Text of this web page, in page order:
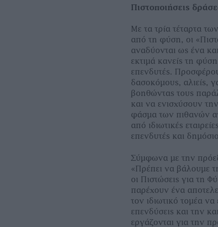
Πιστοποιήσεις
Με τα τρία τέταρτα
από τη φύση, οι
αναδύονται ως ένα
εκτιµά κανείς τη
επενδυτές.
δασοκόµους, αλιείς,
βοηθώντας τους
και να ενισχύσουν
φάσµα των πιθανών
από ιδιωτικές
επενδυτές και
Σύµφωνα µε την
«Πρέπει να βάλουµε
οι Πιστώσεις για τη
παρέχουν ένα
τον ιδιωτικό τοµέα
επενδύσεις και την
εργάζονται για την